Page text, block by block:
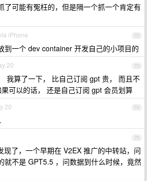
了可能有冤枉的，但是隔一个抓一个肯定有
72
iPhone
到一个 dev container 开发自己的小项目的
73
20
我算了一下， 比自己订阅 gpt 贵， 而且不
可以的话， 还是自己订阅 gpt 会员划算
74
20
75
现了，一个早期在 V2EX 推广的中转站，问
就不是 GPT5.5 ，问数据到什么时候，竟然